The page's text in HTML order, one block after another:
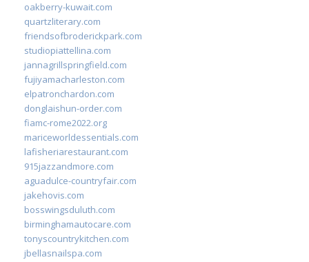
oakberry-kuwait.com
quartzliterary.com
friendsofbroderickpark.com
studiopiattellina.com
jannagrillspringfield.com
fujiyamacharleston.com
elpatronchardon.com
donglaishun-order.com
fiamc-rome2022.org
mariceworldessentials.com
lafisheriarestaurant.com
915jazzandmore.com
aguadulce-countryfair.com
jakehovis.com
bosswingsduluth.com
birminghamautocare.com
tonyscountrykitchen.com
jbellasnailspa.com